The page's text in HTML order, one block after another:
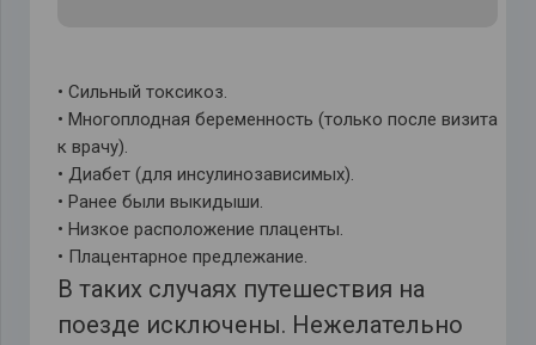
• Сильный токсикоз.
• Многоплодная беременность (только после визита
к врачу).
• Диабет (для инсулинозависимых).
• Ранее были выкидыши.
• Низкое расположение плаценты.
• Плацентарное предлежание.
В таких случаях путешествия на
поезде исключены. Нежелательно